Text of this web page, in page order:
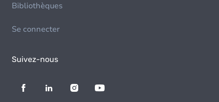
Bibliothèques
Se connecter
Suivez-nous